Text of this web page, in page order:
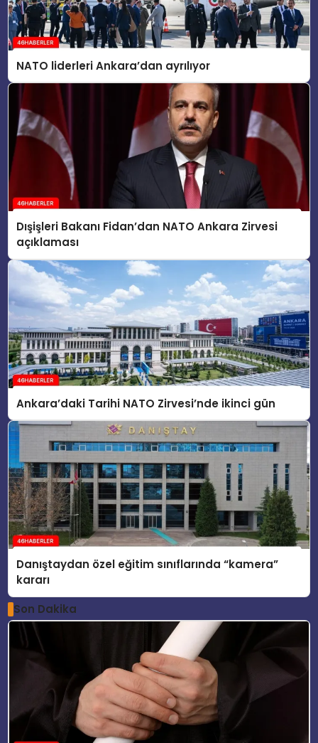
NATO liderleri Ankara’dan ayrılıyor
Dışişleri Bakanı Fidan’dan NATO Ankara Zirvesi
açıklaması
Ankara’daki Tarihi NATO Zirvesi’nde ikinci gün
Danıştaydan özel eğitim sınıflarında “kamera”
kararı
Son Dakika